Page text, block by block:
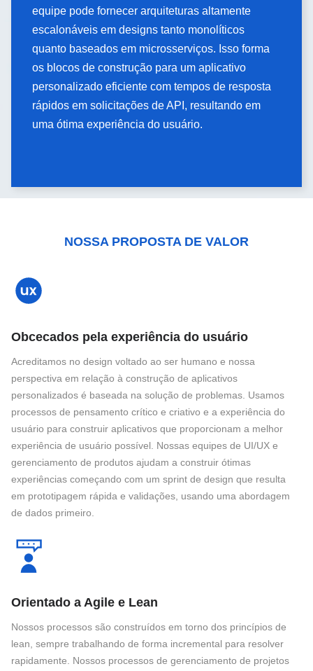
equipe pode fornecer arquiteturas altamente
escalonáveis em designs tanto monolíticos
quanto baseados em microsserviços. Isso forma
os blocos de construção para um aplicativo
personalizado eficiente com tempos de resposta
rápidos em solicitações de API, resultando em
uma ótima experiência do usuário.
dados apropriada e as camadas de API. Nossa
equipe pode fornecer arquiteturas altamente
quanto baseados em microsserviços. Isso forma
os blocos de construção para um aplicativo
personalizado eficiente com tempos de resposta
rápidos em solicitações de API, resultando em
uma ótima experiência do usuário.
NOSSA PROPOSTA DE VALOR
Obcecados pela experiência do usuário
Acreditamos no design voltado ao ser humano e nossa
perspectiva em relação à construção de aplicativos
personalizados é baseada na solução de problemas. Usamos
processos de pensamento crítico e criativo e a experiência do
usuário para construir aplicativos que proporcionam a melhor
experiência de usuário possível. Nossas equipes de UI/UX e
gerenciamento de produtos ajudam a construir ótimas
experiências começando com um sprint de design que resulta
em prototipagem rápida e validações, usando uma abordagem
de dados primeiro.
Orientado a Agile e Lean
Nossos processos são construídos em torno dos princípios de
lean, sempre trabalhando de forma incremental para resolver
rapidamente. Nossos processos de gerenciamento de projetos